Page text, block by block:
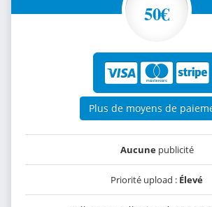
50€
Plus de moyens de
Aucunepublicité
Priorité upload : Élevé